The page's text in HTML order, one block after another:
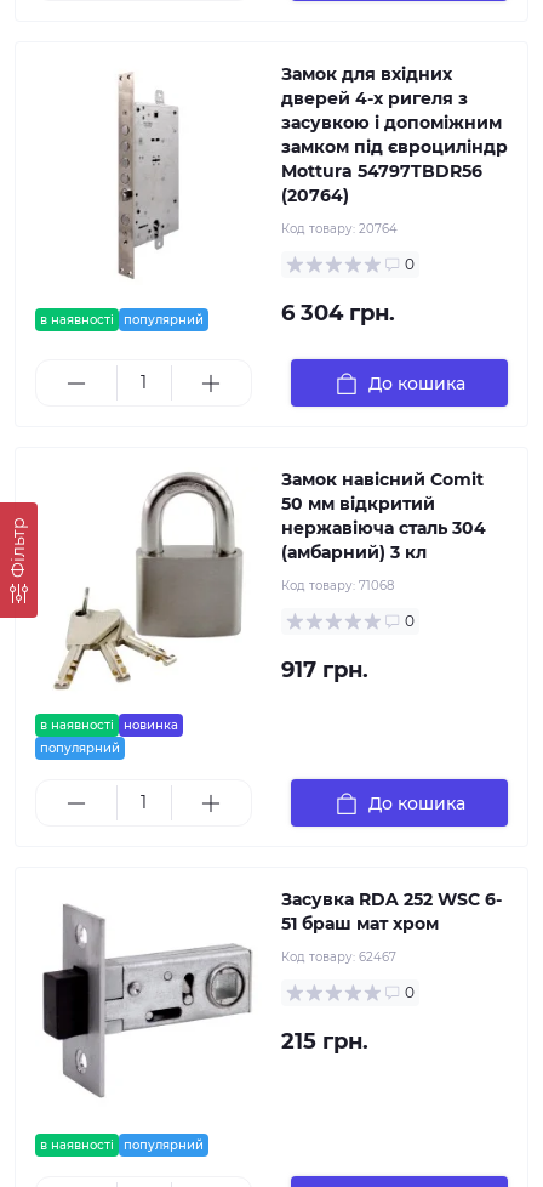
Фільтр
в наявності популярний
Замок для вхідних
дверей 4-x ригеля з
засувкою і допоміжним
замком під євроциліндр
Mottura 54797TBDR56
(20764)
Код товару: 20764
0
6 304 грн.
До кошика
в наявності
новинка
популярний
Замок навісний Comit
50 мм відкритий
нержавіюча сталь 304
(амбарний) 3 кл
Код товару: 71068
0
917 грн.
До кошика
в наявності популярний
Засувка RDA 252 WSC 6-
51 браш мат хром
Код товару: 62467
0
215 грн.